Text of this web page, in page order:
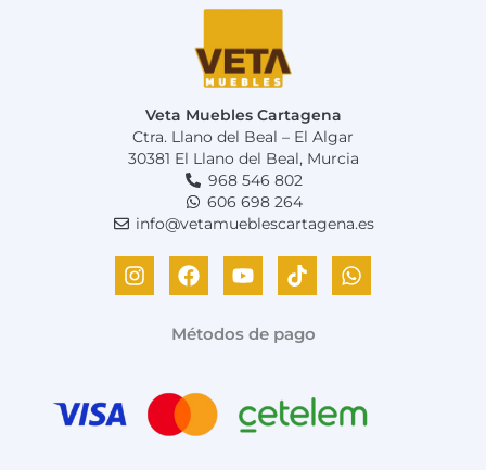
Veta Muebles Cartagena
Ctra. Llano del Beal – El Algar
30381 El Llano del Beal, Murcia
968 546 802
606 698 264
info@vetamueblescartagena.es
I
n
m
F
a
e
o
k
Y
o
t
T
i
t
W
h
p
Métodos de pago